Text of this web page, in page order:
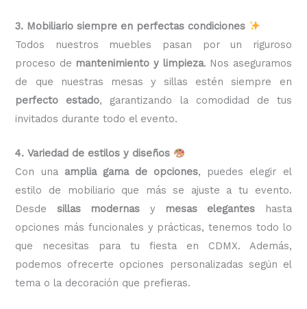
3. Mobiliario siempre en perfectas condiciones
Todos nuestros muebles pasan por un riguroso
proceso de mantenimiento y limpieza. Nos aseguramos
de que nuestras mesas y sillas estén siempre en
perfecto estado, garantizando la comodidad de tus
invitados durante todo el evento.
4. Variedad de estilos y diseños
Con una amplia gama de opciones, puedes elegir el
estilo de mobiliario que más se ajuste a tu evento.
Desde sillas modernas y mesas elegantes hasta
opciones más funcionales y prácticas, tenemos todo lo
que necesitas para tu fiesta en CDMX. Además,
podemos ofrecerte opciones personalizadas según el
tema o la decoración que prefieras.